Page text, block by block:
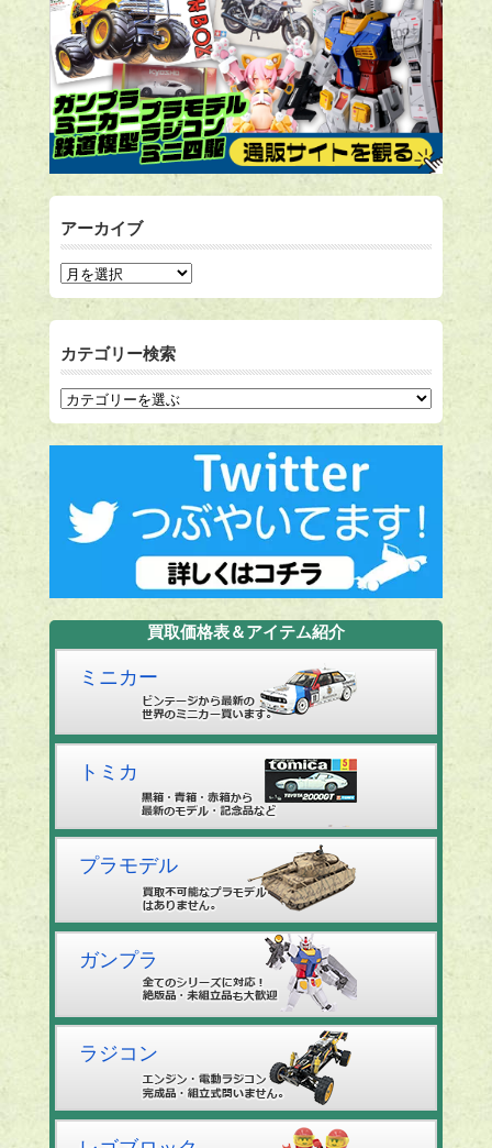
アーカイブ
カテゴリー検索
買取価格表＆アイテム紹介
ミニカー
トミカ
プラモデル
ガンプラ
ラジコン